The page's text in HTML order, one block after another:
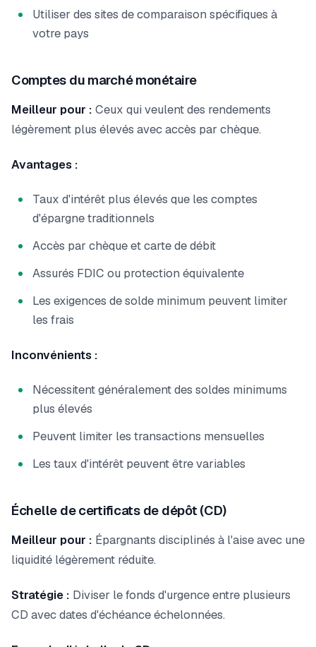
Utiliser des sites de comparaison spécifiques à
votre pays
Comptes du marché monétaire
Meilleur pour : Ceux qui veulent des rendements
légèrement plus élevés avec accès par chèque.
Avantages :
Taux d'intérêt plus élevés que les comptes
d'épargne traditionnels
Accès par chèque et carte de débit
Assurés FDIC ou protection équivalente
Les exigences de solde minimum peuvent limiter
les frais
Inconvénients :
Nécessitent généralement des soldes minimums
plus élevés
Peuvent limiter les transactions mensuelles
Les taux d'intérêt peuvent être variables
Échelle de certificats de dépôt (CD)
Meilleur pour : Épargnants disciplinés à l'aise avec une
liquidité légèrement réduite.
Stratégie : Diviser le fonds d'urgence entre plusieurs
CD avec dates d'échéance échelonnées.